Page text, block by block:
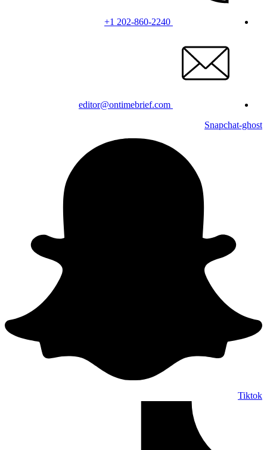
+1 202-860-2240
editor@ontimebrief.com
Snapchat-ghost
Tiktok